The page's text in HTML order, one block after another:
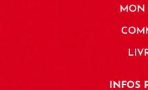
MON
INFOS